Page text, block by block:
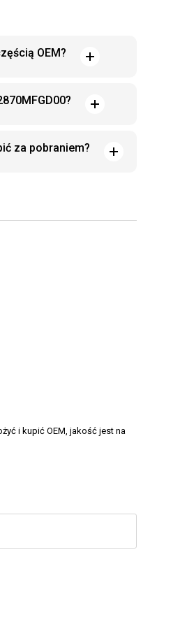
OEM?
za pobraniem?
i kupić OEM, jakość jest na